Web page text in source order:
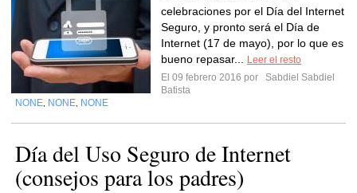
celebraciones por el Día del Internet
Seguro, y pronto será el Día de
Internet (17 de mayo), por lo que es
bueno repasar...
Leer el resto
El 09 febrero 2016 por
Sabdiel Sabdiel
Batista
NONE NONE NONE
Día del Uso Seguro de Internet
(consejos para los padres)